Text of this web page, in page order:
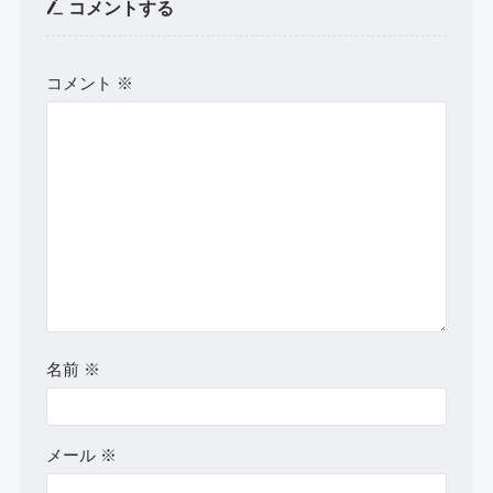
コメントする
コメント ※
名前 ※
メール ※